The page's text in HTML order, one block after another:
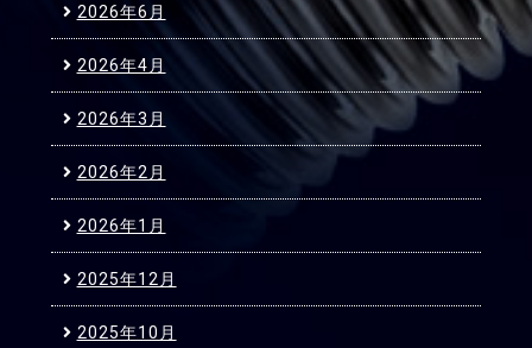
2026年6月
2026年4月
2026年3月
2026年2月
2026年1月
2025年12月
2025年10月